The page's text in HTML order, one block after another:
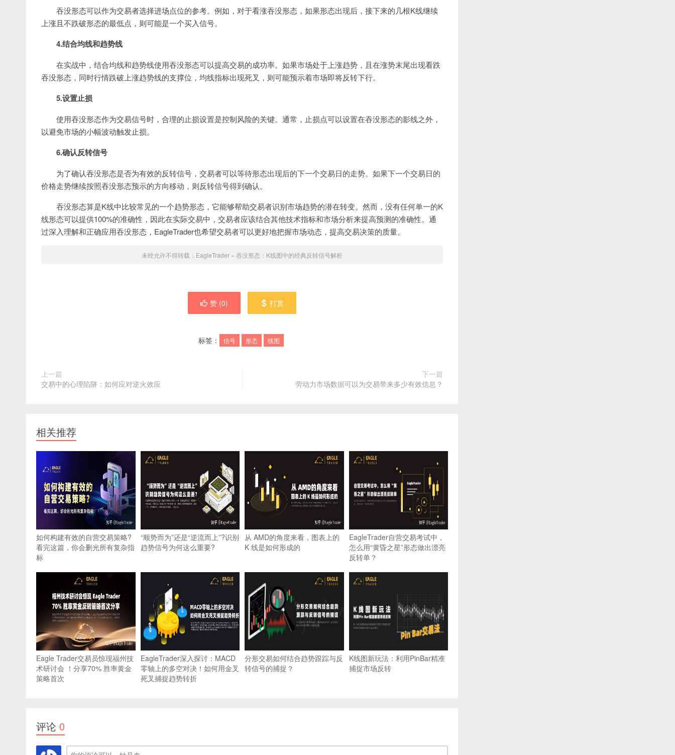
吞没形态可以作为交易者选择进场点位的参考。例如，对于看涨吞没形态，如果形态出现后，接下来的几根K线继续
上涨且不跌破形态的最低点，则可能是一个买入信号。
4.结合均线和趋势线
在实战中，结合均线和趋势线使用吞没形态可以提高交易的成功率。如果市场处于上涨趋势，且在涨势末尾出现看跌
吞没形态，同时行情跌破上涨趋势线的支撑位，均线指标出现死叉，则可能预示着市场即将反转下行。
5.设置止损
使用吞没形态作为交易信号时，合理的止损设置是控制风险的关键。通常，止损点可以设置在吞没形态的影线之外，
以避免市场的小幅波动触发止损。
6.确认反转信号
为了确认吞没形态是否为有效的反转信号，交易者可以等待形态出现后的下一个交易日的走势。如果下一个交易日的
价格走势继续按照吞没形态预示的方向移动，则反转信号得到确认。
吞没形态算是K线中比较常见的一个趋势形态，它能够帮助交易者识别市场趋势的潜在转变。然而，没有任何单一的K
线形态可以提供100%的准确性，因此在实际交易中，交易者应该结合其他技术指标和市场分析来提高预测的准确性。通
过深入理解和正确应用吞没形态，EagleTrader也希望交易者可以更好地把握市场动态，提高交易决策的质量。
未经允许不得转载： EagleTrader » 吞没形态：K线图中的经典反转信号解析
赞 (0) 打赏
标签： 信号 形态 线图
上一篇
交易中的心理陷阱：如何应对逆火效应
下一篇
劳动力市场数据可以为交易带来多少有效信息？
相关推荐
如何构建有效的自营交易策略?
看完这篇，你会删光所有复杂指
标
“顺势而为”还是“逆流而上”?识别
趋势信号为何这么重要?
从 AMD的角度来看，图表上的
K 线是如何形成的
EagleTrader自营交易考试中，
怎么用“黄昏之星”形态做出漂亮
反转单？
Eagle Trader交易员惊现福州技
术研讨会 ！分享70% 胜率黄金
策略首次
EagleTrader深入探讨：MACD
零轴上的多空对决！如何用金叉
死叉捕捉趋势转折
分形交易如何结合趋势跟踪与反
转信号的捕捉？
K线图新玩法：利用PinBar精准
捕捉市场反转
评论 0